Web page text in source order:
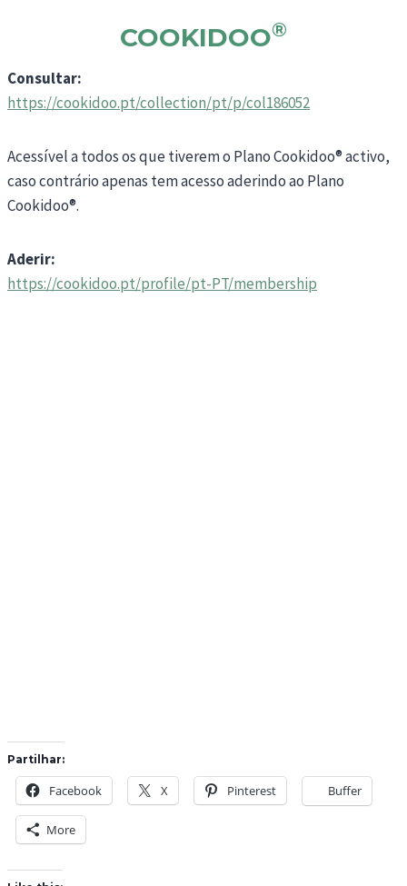
COOKIDOO®
Consultar:
https://cookidoo.pt/collection/pt/p/col186052
Acessível a todos os que tiverem o Plano Cookidoo® activo,
caso contrário apenas tem acesso aderindo ao Plano
Cookidoo®.
Aderir:
https://cookidoo.pt/profile/pt-PT/membership
Partilhar:
Facebook X Pinterest Buffer
More